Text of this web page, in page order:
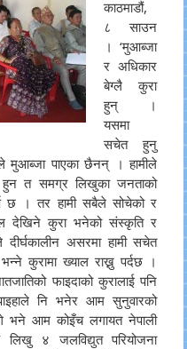
काठमाडौं,
८ साउन
। ‘मुआब्जा
र अधिकार
बेग्लै कुरा
हुन् ।
यसमा
सचेत हुनु
पाएका छैनन् । हामीले
हुन त समग्र लिखुका जनताको
छ । तर हामी सबैले सोचेको र
देखिने कुरा भनेको संस्कृति र
असरमा हामी सचेत
कुरामा ख्याल राख्नु पर्दछ ।
फाइदाको कुरालाई पनि
नि भनेर आम सुनुवारको
भने आम कोइँच लगायत नेपाली
४ जलविद्युत परियोजना